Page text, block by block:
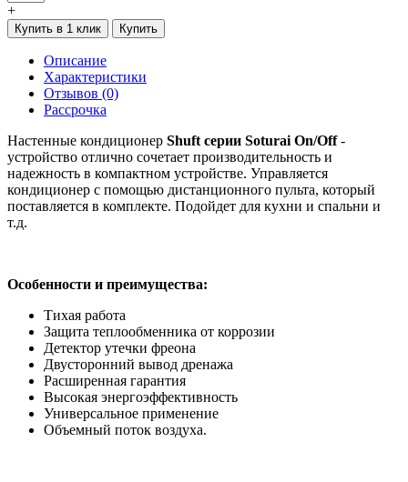
+
Купить в 1 клик Купить
Описание
Характеристики
Отзывов (0)
Рассрочка
Настенные кондиционер Shuft серии Soturai On/Off-
устройство отлично сочетает производительность и
надежность в компактном устройстве. Управляется
кондиционер с помощью дистанционного пульта, который
поставляется в комплекте. Подойдет для кухни и спальни и
т.д.
Особенности и преимущества:
Тихая работа
Защита теплообменника от коррозии
Детектор утечки фреона
Двусторонний вывод дренажа
Расширенная гарантия
Высокая энергоэффективность
Универсальное применение
Объемный поток воздуха.